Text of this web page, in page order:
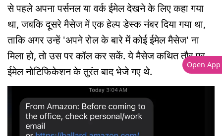
से पहले अपना पर्सनल या वर्क ईमेल देखने के लिए कहा गया
था, जबकि दूसरे मैसेज में एक हेल्प डेस्क नंबर दिया गया था,
ताकि अगर उन्हें 'अपने रोल के बारे में कोई ईमेल मैसेज' ना
मिला हो, तो उस पर कॉल कर सकें. ये मैसेज कथित तौर पर
ईमेल नोटिफिकेशन के तुरंत बाद भेजे गए थे.
Open App